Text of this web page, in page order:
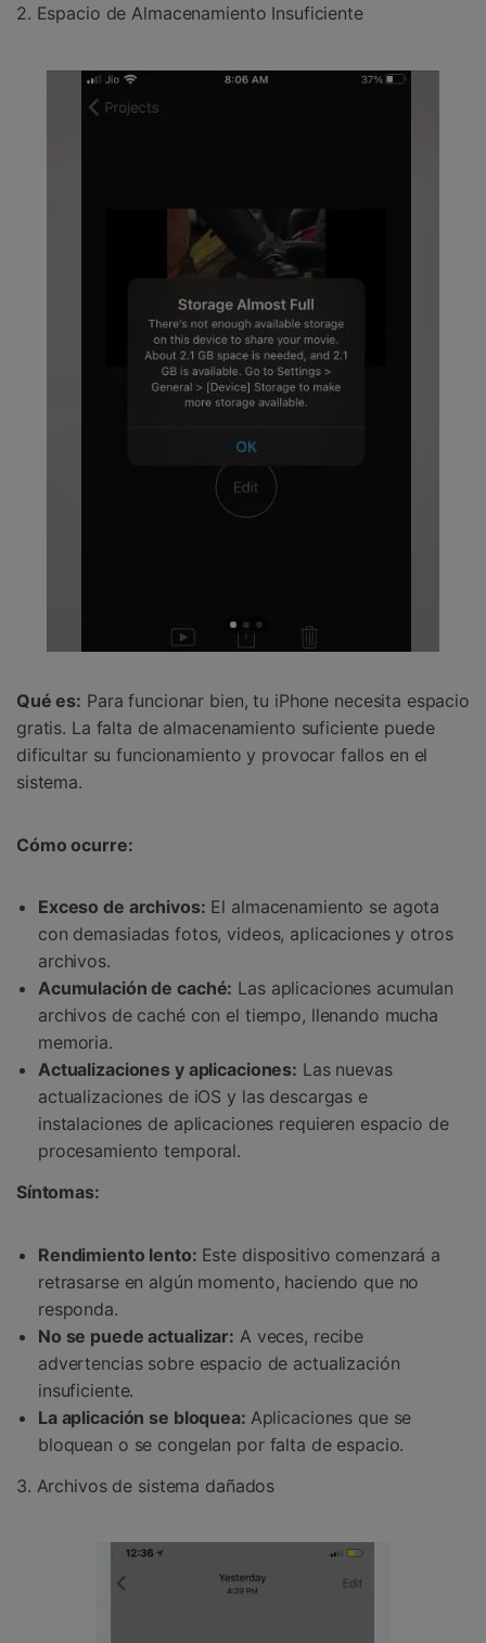
2. Espacio de Almacenamiento Insuficiente
Qué es: Para funcionar bien, tu iPhone necesita espacio
gratis. La falta de almacenamiento suficiente puede
dificultar su funcionamiento y provocar fallos en el
sistema.
Cómo ocurre:
Exceso de archivos: El almacenamiento se agota
con demasiadas fotos, videos, aplicaciones y otros
archivos.
Acumulación de caché: Las aplicaciones acumulan
archivos de caché con el tiempo, llenando mucha
memoria.
Actualizaciones y aplicaciones: Las nuevas
actualizaciones de iOS y las descargas e
instalaciones de aplicaciones requieren espacio de
procesamiento temporal.
Síntomas:
Rendimiento lento: Este dispositivo comenzará a
retrasarse en algún momento, haciendo que no
responda.
No se puede actualizar: A veces, recibe
advertencias sobre espacio de actualización
insuficiente.
La aplicación se bloquea: Aplicaciones que se
bloquean o se congelan por falta de espacio.
3. Archivos de sistema dañados